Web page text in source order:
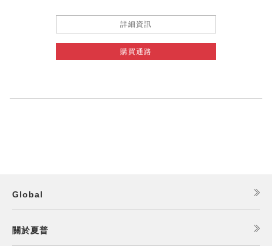
詳細資訊
購買通路
Global
關於夏普